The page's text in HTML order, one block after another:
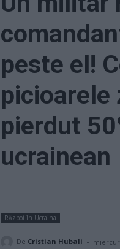
peste el!
picioarele
pierdut
ucrainean
Război în Ucraina
De Cristian Hubali -